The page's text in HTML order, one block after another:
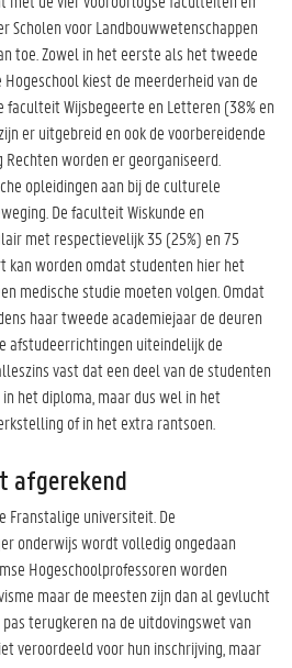
Scholen voor Landbouwwetenschappen
toe. Zowel in het eerste als het tweede
kiest de meerderheid van de
faculteit Wijsbegeerte en Letteren (38% en
er uitgebreid en ook de voorbereidende
worden er georganiseerd.
opleidingen aan bij de culturele
De faculteit Wiskunde en
met respectievelijk 35 (25%) en 75
kan worden omdat studenten hier het
medische studie moeten volgen. Omdat
haar tweede academiejaar de deuren
afstudeerrichtingen uiteindelijk de
vast dat een deel van de studenten
het diploma, maar dus wel in het
of in het extra rantsoen.
afgerekend
Franstalige universiteit. De
onderwijs wordt volledig ongedaan
Hogeschoolprofessoren worden
maar de meesten zijn dan al gevlucht
terugkeren na de uitdovingswet van
veroordeeld voor hun inschrijving, maar